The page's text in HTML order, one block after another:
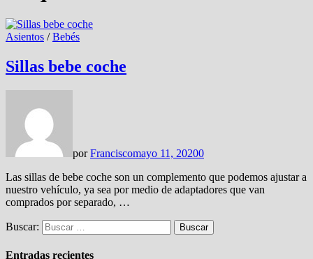
Asientos /Bebés
Sillas bebe coche
porFranciscomayo 11, 20200
Las sillas de bebe coche son un complemento que podemos ajustar a
nuestro vehículo, ya sea por medio de adaptadores que van
comprados por separado, …
Buscar:
Entradas recientes